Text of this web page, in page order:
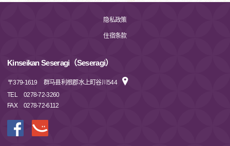
隐私政策
住宿条款
Kinseikan Seseragi（Seseragi）
〒379-1619
群马县利根郡水上町谷川544
TEL
0278-72-3260
FAX
0278-72-6112